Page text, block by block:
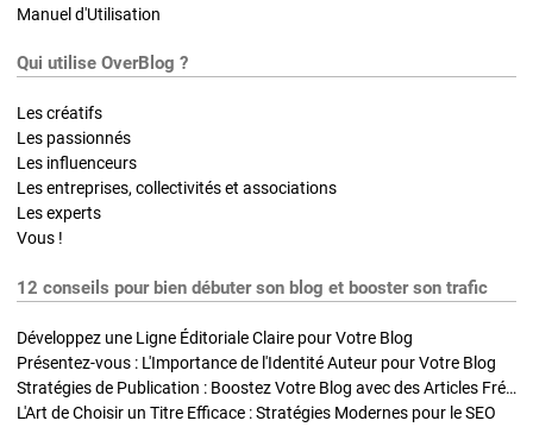
Manuel d'Utilisation
Qui utilise OverBlog ?
Les créatifs
Les passionnés
Les influenceurs
Les entreprises, collectivités et associations
Les experts
Vous !
12 conseils pour bien débuter son blog et booster son trafic
Développez une Ligne Éditoriale Claire pour Votre Blog
Présentez-vous : L'Importance de l'Identité Auteur pour Votre Blog
Stratégies de Publication : Boostez Votre Blog avec des Articles Fréquents et Exclusifs
L'Art de Choisir un Titre Efficace : Stratégies Modernes pour le SEO